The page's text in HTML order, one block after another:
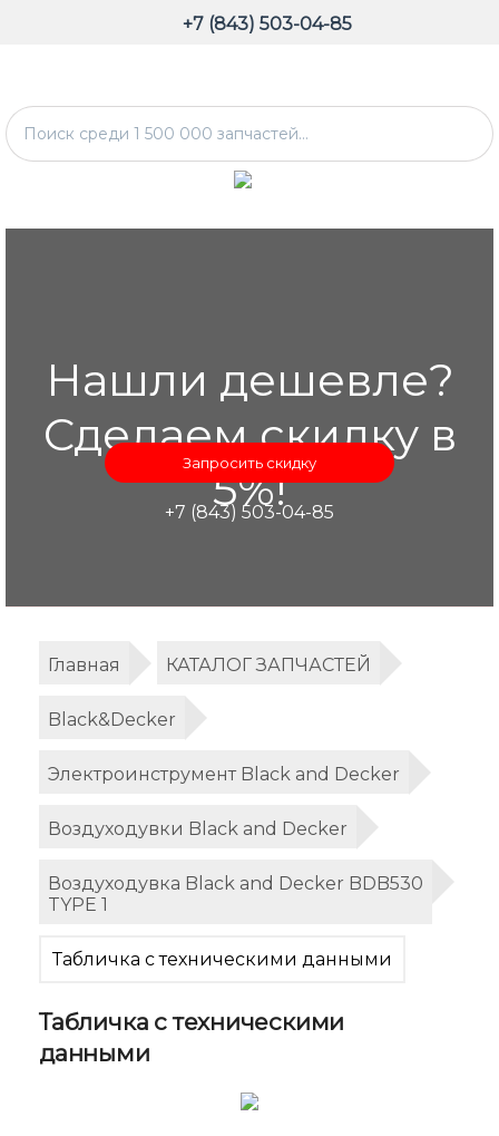
+7 (843) 503-04-85
Нашли дешевле?
Сделаем скидку в
5%!
Запросить скидку
+7 (843) 503-04-85
Главная КАТАЛОГ ЗАПЧАСТЕЙ
Black&Decker
Электроинструмент Black and Decker
Воздуходувки Black and Decker
Воздуходувка Black and Decker BDB530
TYPE 1
Табличка с техническими данными
Табличка с техническими
данными